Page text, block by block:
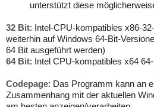
unterstützt diese
32 Bit: Intel-CPU-kompatibles x86-
weiterhin auf Windows 64-Bit-
64 Bit ausgeführt werden)
64 Bit: Intel CPU-kompatibles x64
Codepage: Das Programm kann an
Zusammenhang mit der aktuellen